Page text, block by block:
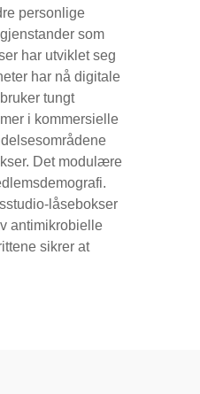
personlige
som
har utviklet seg
har nå digitale
tungt
i kommersielle
Det modulære
låsebokser
antimikrobielle
sikrer at